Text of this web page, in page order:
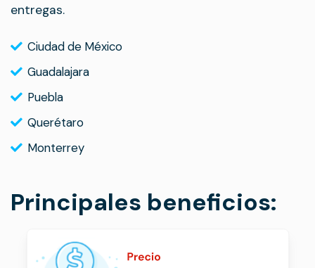
entregas.
Ciudad de México
Guadalajara
Puebla
Querétaro
Monterrey
Principales beneficios: